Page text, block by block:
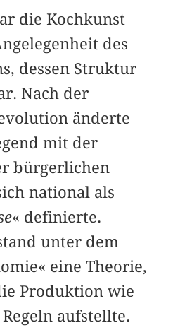
die Kochkunst
des
dessen Struktur
Nach der
änderte
mit der
bürgerlichen
national als
« definierte.
unter dem
eine Theorie,
Produktion wie
aufstellte.